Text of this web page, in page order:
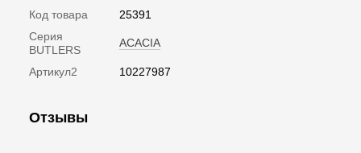
Код товара
25391
Серия
BUTLERS
ACACIA
Артикул2 10227987
Отзывы